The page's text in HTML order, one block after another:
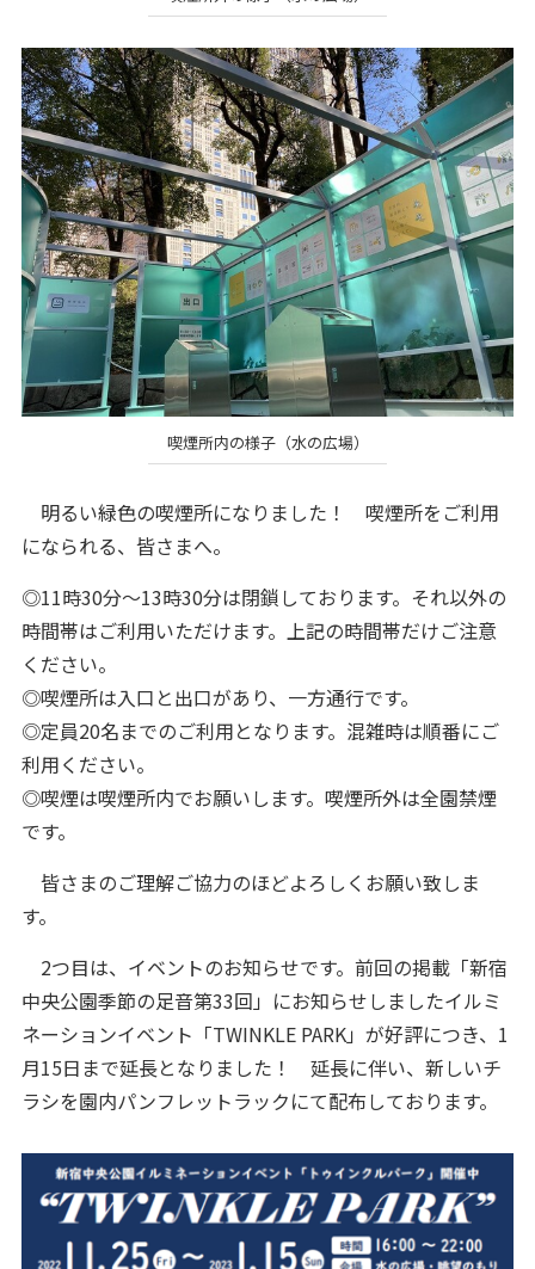
喫煙所内の様子（水の広場）
明るい緑色の喫煙所になりました！ 喫煙所をご利用
になられる、皆さまへ。
◎11時30分～13時30分は閉鎖しております。それ以外の
時間帯はご利用いただけます。上記の時間帯だけご注意
ください。
◎喫煙所は入口と出口があり、一方通行です。
◎定員20名までのご利用となります。混雑時は順番にご
利用ください。
◎喫煙は喫煙所内でお願いします。喫煙所外は全園禁煙
です。
皆さまのご理解ご協力のほどよろしくお願い致しま
す。
2つ目は、イベントのお知らせです。前回の掲載「新宿
中央公園季節の足音第33回」にお知らせしましたイルミ
ネーションイベント「TWINKLE PARK」が好評につき、1
月15日まで延長となりました！ 延長に伴い、新しいチ
ラシを園内パンフレットラックにて配布しております。